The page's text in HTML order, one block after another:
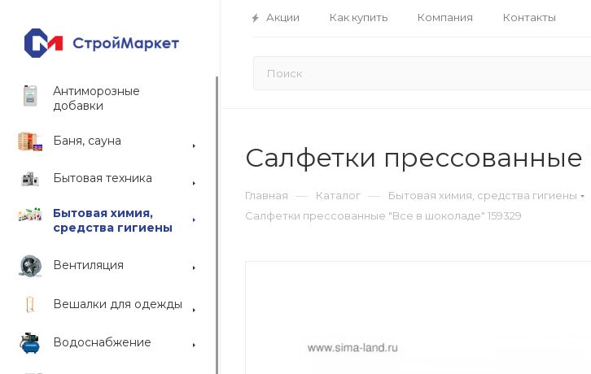
Акции Как купить Компания Контакты
Антиморозные
добавки
Баня, сауна
Бытовая техника
Бытовая химия,
средства гигиены
Вентиляция
Вешалки для одежды
Водоснабжение
Салфетки прессованные
Главная — Каталог — Бытовая химия, средства гигиены
Салфетки прессованные "Все в шоколаде" 159329